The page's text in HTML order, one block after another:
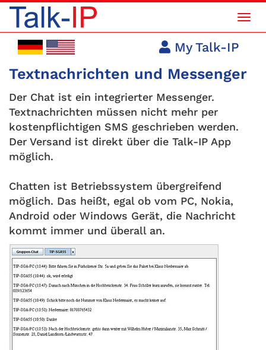
My Talk-IP
Textnachrichten und Messenger
Der Chat ist ein integrierter Messenger.
Textnachrichten müssen nicht mehr per
kostenpflichtigen SMS geschrieben werden.
Der Versand ist direkt über die Talk-IP App
möglich.
Chatten ist Betriebssystem übergreifend
möglich. Das heißt, egal ob vom PC, Nokia,
Android oder Windows Gerät, die Nachricht
kommt immer und überall an.